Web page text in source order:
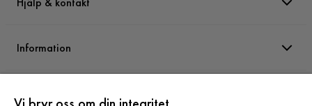
Information